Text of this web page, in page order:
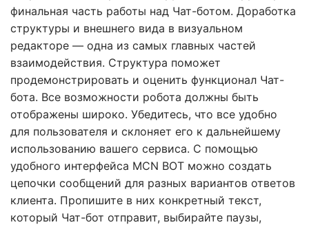
финальная часть работы над Чат-ботом. Доработка
структуры и внешнего вида в визуальном
редакторе — одна из самых главных частей
взаимодействия. Структура поможет
продемонстрировать и оценить функционал Чат-
бота. Все возможности робота должны быть
отображены широко. Убедитесь, что все удобно
для пользователя и склоняет его к дальнейшему
использованию вашего сервиса. С помощью
удобного интерфейса MCN BOT можно создать
цепочки сообщений для разных вариантов ответов
клиента. Пропишите в них конкретный текст,
который Чат-бот отправит, выбирайте паузы,